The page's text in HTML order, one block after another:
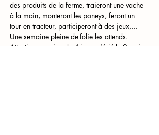
des produits de la ferme, traieront une vache
à la main, monteront les poneys, feront un
tour en tracteur, participeront à des jeux,...
Une semaine pleine de folie les attends.
Attention semaine de 4 jours - férié le 9 mai